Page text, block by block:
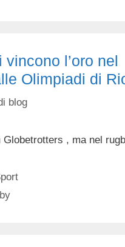
l’oro nel
Olimpiadi di
blog
Globetrotters , ma nel